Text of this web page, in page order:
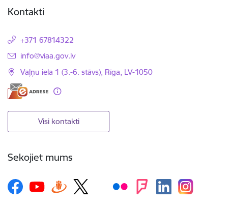
Kontakti
+371 67814322
E-pasts:
info@viaa.gov.lv
Vaļņu iela 1 (3.-6. stāvs), Rīga, LV-1050
Visi kontakti
Sekojiet mums